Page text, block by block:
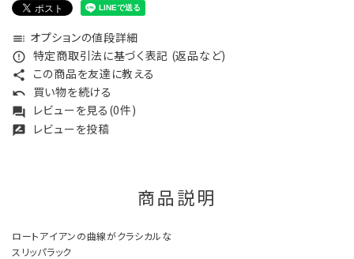
toc オプションの値段詳細
error_outline 特定商取引法に基づく表記 (返品など)
share この商品を友達に教える
undo 買い物を続ける
forum レビューを見る(0件)
rate_review レビューを投稿
商品説明
ロートアイアンの曲線がクラシカルな
スリッパラック